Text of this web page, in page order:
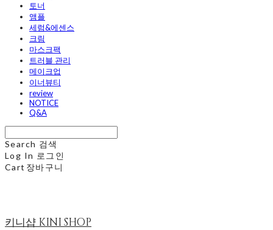
토너
앰플
세럼&에센스
크림
마스크팩
트러블 관리
메이크업
이너뷰티
review
NOTICE
Q&A
Search 검색
Log In 로그인
Cart 장바구니
키니샵 KINI SHOP